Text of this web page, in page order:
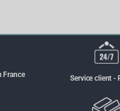
France Service client -